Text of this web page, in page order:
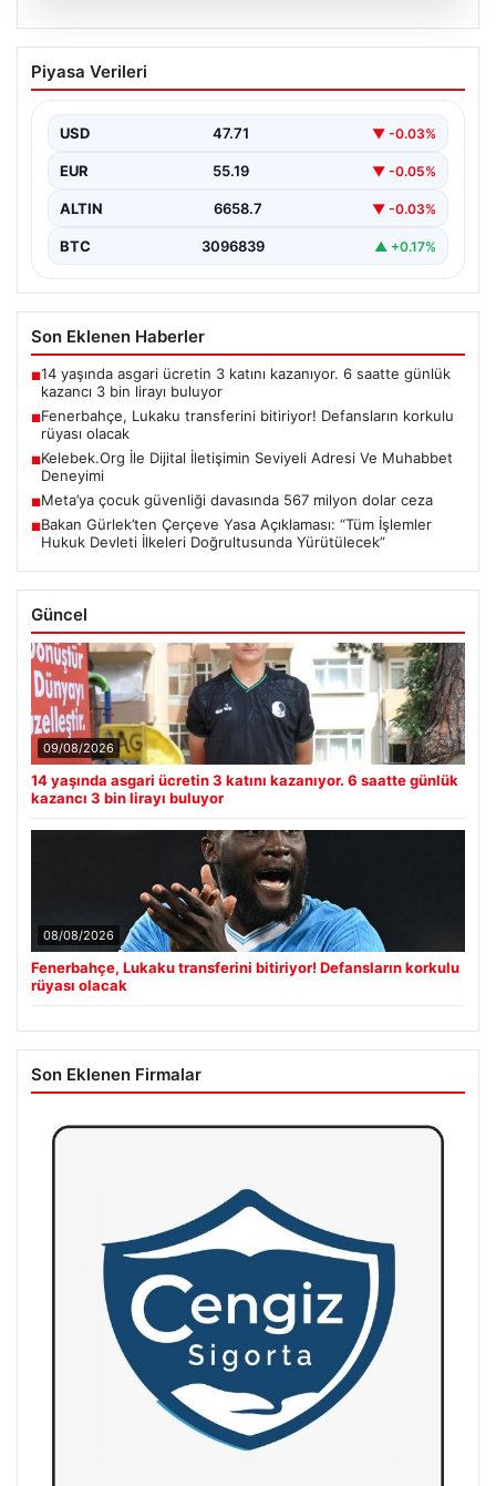
08.08.2026
Fenerbahçe, Lukaku transferini
bitiriyor! Defansların korkulu rüyası
Piyasa Verileri
USD 47.71 ▼ -0.03%
EUR 55.19 ▼ -0.05%
ALTIN 6658.7 ▼ -0.03%
BTC 3096839 ▲ +0.17%
Son Eklenen Haberler
■14 yaşında asgari ücretin 3 katını kazanıyor. 6 saatte günlük
kazancı 3 bin lirayı buluyor
■Fenerbahçe, Lukaku transferini bitiriyor! Defansların korkulu
rüyası olacak
■Kelebek.Org İle Dijital İletişimin Seviyeli Adresi Ve Muhabbet
Deneyimi
■Meta’ya çocuk güvenliği davasında 567 milyon dolar ceza
■Bakan Gürlek’ten Çerçeve Yasa Açıklaması: “Tüm İşlemler
Hukuk Devleti İlkeleri Doğrultusunda Yürütülecek”
Güncel
09/08/2026
14 yaşında asgari ücretin 3 katını kazanıyor. 6 saatte günlük
kazancı 3 bin lirayı buluyor
08/08/2026
Fenerbahçe, Lukaku transferini bitiriyor! Defansların korkulu
rüyası olacak
Son Eklenen Firmalar